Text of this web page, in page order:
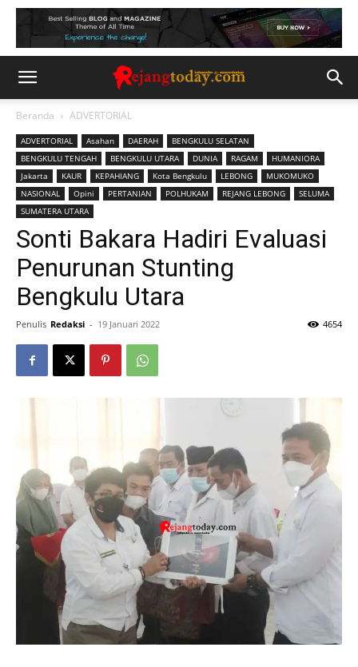
Beranda ADVERTORIAL
ADVERTORIAL Asahan DAERAH
BENGKULU SELATAN
BENGKULU TENGAH
BENGKULU UTARA DUNIA RAGAM
HUMANIORA
Jakarta
KAUR KEPAHIANG Kota Bengkulu LEBONG
MUKOMUKO
NASIONAL
Opini PERTANIAN POLHUKAM REJANG LEBONG
SELUMA
SUMATERA UTARA
Sonti Bakara Hadiri Evaluasi
Penurunan Stunting
Bengkulu Utara
Penulis Redaksi - 19 Januari 2022 4654